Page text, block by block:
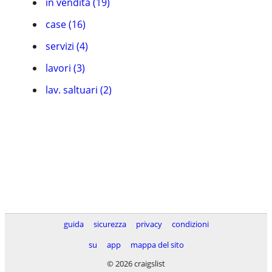
case (16)
servizi (4)
lavori (3)
lav. saltuari (2)
guida sicurezza privacy
condizioni
su
app
mappa del sito
© 2026 craigslist